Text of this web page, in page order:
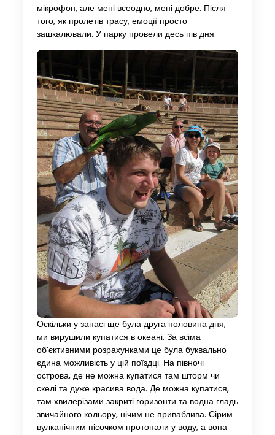
мікрофон, але мені всеодно, мені добре. Після
того, як пролетів трасу, емоції просто
зашкалювали. У парку провели десь пів дня.
Оскільки у запасі ще була друга половина дня,
ми вирушили купатися в океані. За всіма
об’єктивними розрахунками це була буквально
єдина можливість у цій поїздці. На півночі
острова, де не можна купатися там шторм чи
скелі та дуже красива вода. Де можна купатися,
там хвилерізами закриті горизонти та водна гладь
звичайного кольору, нічим не приваблива. Сірим
вулканічним пісочком протопали у воду, а вона